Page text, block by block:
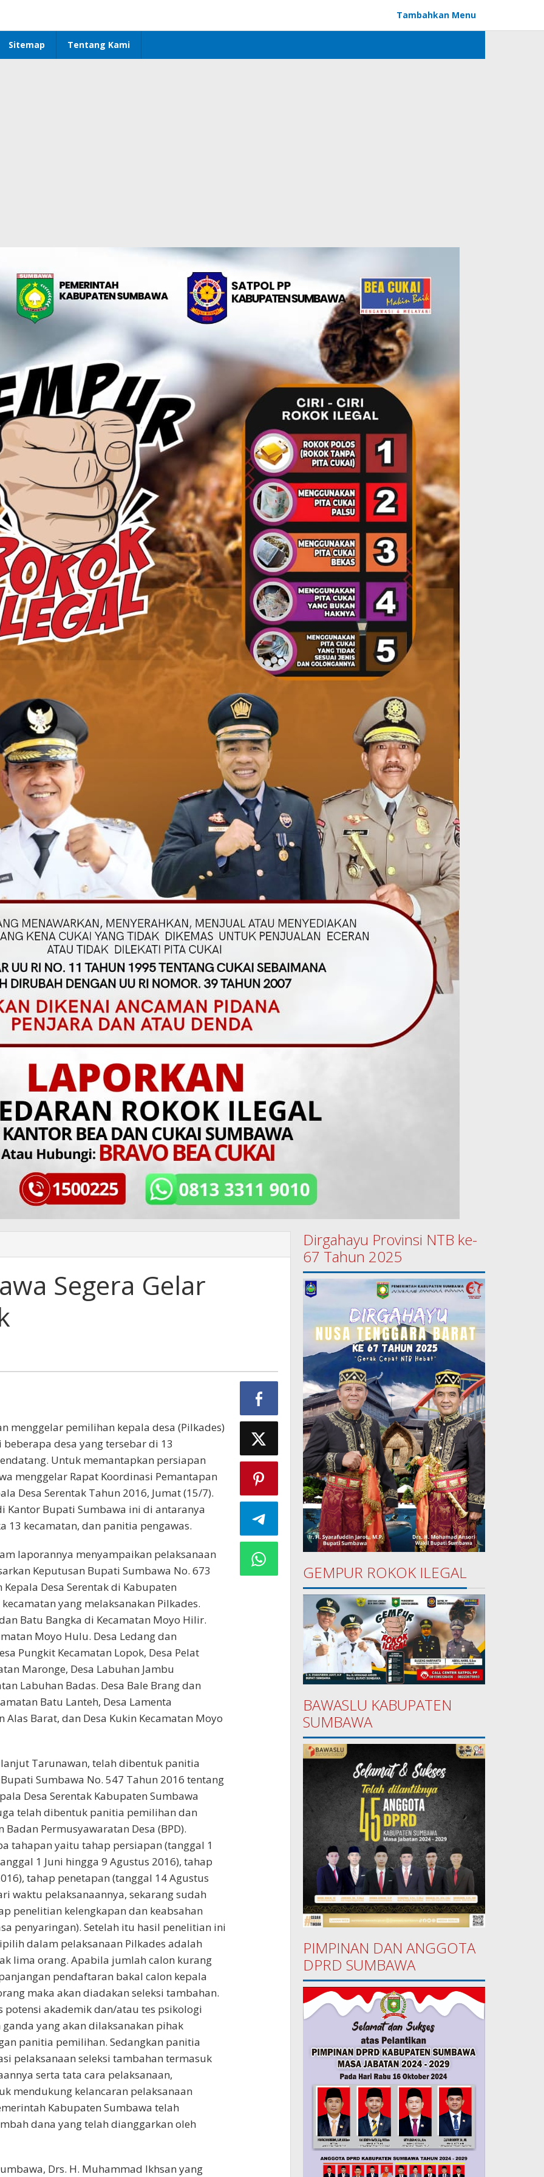
Tambahkan Menu
Sitemap Tentang Kami
Segera Gelar
menggelar pemilihan kepala desa (Pilkades)
desa yang tersebar di 13
Untuk memantapkan persiapan
menggelar Rapat Koordinasi Pemantapan
Desa Serentak Tahun 2016, Jumat (15/7).
Kantor Bupati Sumbawa ini di antaranya
13 kecamatan, dan panitia pengawas.
laporannya menyampaikan pelaksanaan
Keputusan Bupati Sumbawa No. 673
Desa Serentak di Kabupaten
yang melaksanakan Pilkades.
Batu Bangka di Kecamatan Moyo Hilir.
Moyo Hulu. Desa Ledang dan
Pungkit Kecamatan Lopok, Desa Pelat
Maronge, Desa Labuhan Jambu
Labuhan Badas. Desa Bale Brang dan
Batu Lanteh, Desa Lamenta
Barat, dan Desa Kukin Kecamatan Moyo
Tarunawan, telah dibentuk panitia
Sumbawa No. 547 Tahun 2016 tentang
Desa Serentak Kabupaten Sumbawa
telah dibentuk panitia pemilihan dan
Permusyawaratan Desa (BPD).
tahapan yaitu tahap persiapan (tanggal 1
1 Juni hingga 9 Agustus 2016), tahap
tahap penetapan (tanggal 14 Agustus
waktu pelaksanaannya, sekarang sudah
penelitian kelengkapan dan keabsahan
penyaringan). Setelah itu hasil penelitian ini
dalam pelaksanaan Pilkades adalah
lima orang. Apabila jumlah calon kurang
pendaftaran bakal calon kepala
maka akan diadakan seleksi tambahan.
potensi akademik dan/atau tes psikologi
yang akan dilaksanakan pihak
panitia pemilihan. Sedangkan panitia
pelaksanaan seleksi tambahan termasuk
serta tata cara pelaksanaan,
mendukung kelancaran pelaksanaan
Kabupaten Sumbawa telah
dana yang telah dianggarkan oleh
Drs. H. Muhammad Ikhsan yang
Dirgahayu Provinsi NTB ke-
67 Tahun 2025
GEMPUR ROKOK ILEGAL
BAWASLU KABUPATEN
SUMBAWA
PIMPINAN DAN ANGGOTA
DPRD SUMBAWA